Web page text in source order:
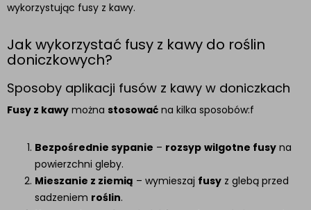
wykorzystując fusy z kawy.
Jak wykorzystać fusy z kawy do roślin
doniczkowych?
Sposoby aplikacji fusów z kawy w doniczkach
Fusy z kawy można stosować na kilka sposobów:f
Bezpośrednie sypanie – rozsyp wilgotne fusy na
powierzchni gleby.
Mieszanie z ziemią – wymieszaj fusy z glebą przed
sadzeniem roślin.